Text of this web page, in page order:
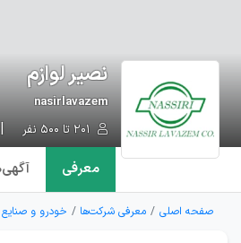
نصیر لوازم
nasirlavazem
معرفی
صفحه اصلی معرفی شرکت‌ها خودرو و